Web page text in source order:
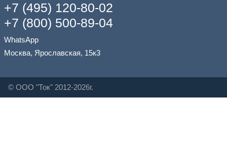
+7 (495) 120-80-02
+7 (800) 500-89-04
WhatsApp
Москва, Ярославская, 15к3
© ООО "Ток" 2012-2026г.